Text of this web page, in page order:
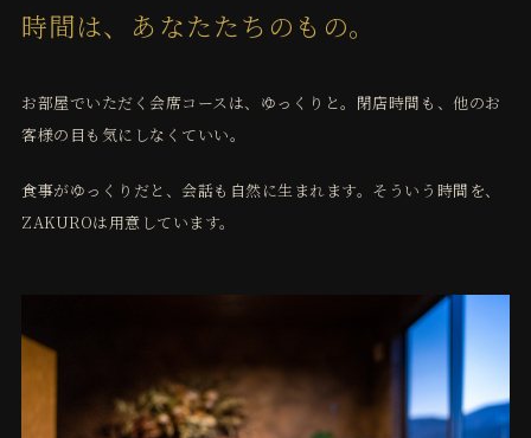
時間は、あなたたちのもの。
お部屋でいただく会席コースは、ゆっくりと。閉店時間も、他のお
客様の目も気にしなくていい。
食事がゆっくりだと、会話も自然に生まれます。そういう時間を、
ZAKUROは用意しています。